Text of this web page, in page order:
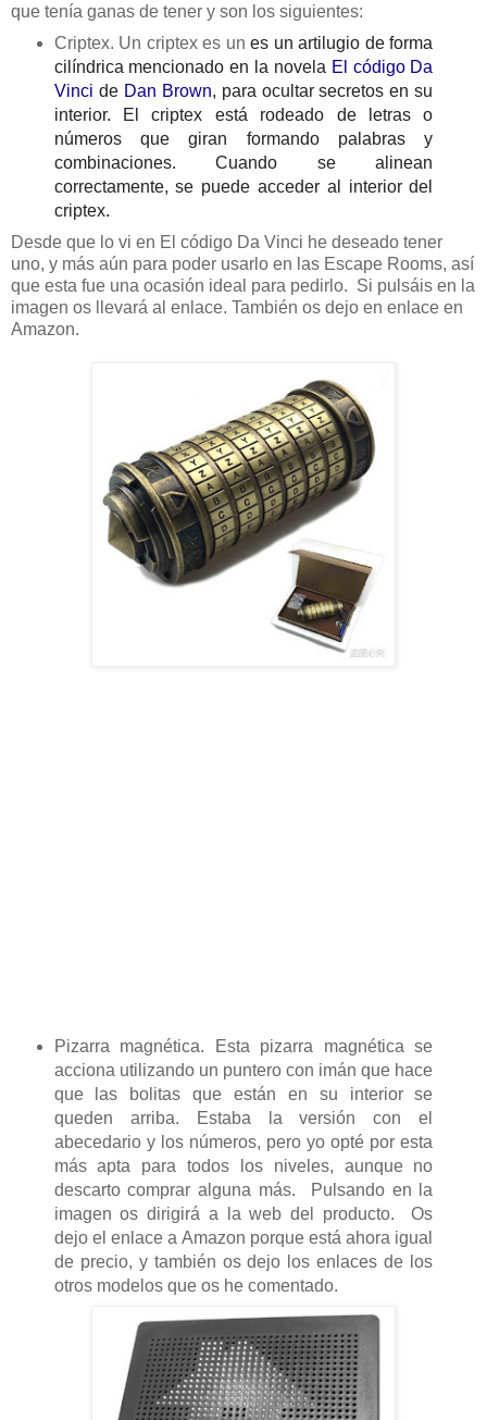
que tenía ganas de tener y son los siguientes:
Criptex. Un criptex es unes un artilugio de forma
cilíndrica mencionado en la novela El código Da
Vinci de Dan Brown, para ocultar secretos en su
interior.
El criptex está rodeado de letras o
números que giran formando palabras y
combinaciones. Cuando se alinean
correctamente, se puede acceder al interior del
criptex.
Desde que lo vi en El código Da Vinci he deseado tener
uno, y más aún para poder usarlo en las Escape Rooms, así
que esta fue una ocasión ideal para pedirlo. Si pulsáis en la
imagen os llevará al enlace. También os dejo en enlace en
Amazon.
Pizarra magnética. Esta pizarra magnética se
acciona utilizando un puntero con imán que hace
que las bolitas que están en su interior se
queden arriba. Estaba la versión con el
abecedario y los números, pero yo opté por esta
más apta para todos los niveles, aunque no
descarto comprar alguna más. Pulsando en la
imagen os dirigirá a la web del producto. Os
dejo el enlace a Amazon porque está ahora igual
de precio, y también os dejo los enlaces de los
otros modelos que os he comentado.